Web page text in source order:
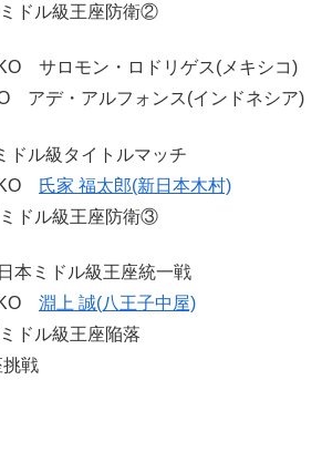
ドル級王座防衛②
サロモン・ロドリゲス(メキシコ)
アデ・アルフォンス(インドネシア)
ドル級タイトルマッチ
氏家 福太郎(新日本木村)
ドル級王座防衛③
本ミドル級王座統一戦
淵上 誠(八王子中屋)
ドル級王座陥落
戦